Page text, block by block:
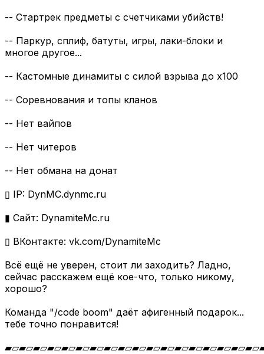
-- Стартрек предметы с счетчиками убийств!
-- Паркур, сплиф, батуты, игры, лаки-блоки и
многое другое...
-- Кастомные динамиты с силой взрыва до x100
-- Соревнования и топы кланов
-- Нет вайпов
-- Нет читеров
-- Нет обмана на донат
▯ IP: DynMC.dynmc.ru
▮ Сайт: DynamiteMc.ru
▯ ВКонтакте: vk.com/DynamiteMc
Всё ещё не уверен, стоит ли заходить? Ладно,
сейчас расскажем ещё кое-что, только никому,
хорошо?
Команда "/code boom" даёт афигенный подарок...
тебе точно понравится!